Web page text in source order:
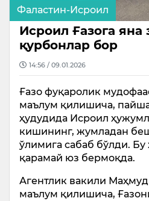
Фаластин-Исроил
Исроил Ғазога яна
қурбонлар бор
14:56 / 09.01.2026
Ғазо фуқаролик
маълум қилишича,
ҳудудида Исроил
кишининг, жумладан
ўлимига сабаб бўлди. Бу
қарамай юз бермоқда.
Агентлик вакили
маълум қилишича,